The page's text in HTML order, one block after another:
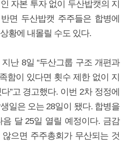
자본 투자 없이 두산밥캣의 지
면 두산밥캣 주주들은 합병에
황에 내몰릴 수도 있다.
난 8일 “두산그룹 구조 개편과
함이 있다면 횟수 제한 없이 지
”고 경고했다. 이번 2차 정정에
일은 오는 28일이 됐다. 합병을
달 25일 열릴 예정이다. 금감
으면 주주총회가 무산되는 것